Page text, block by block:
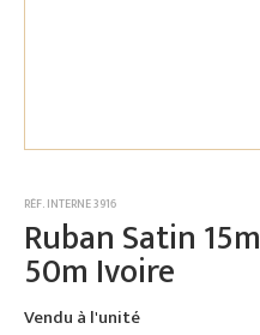
RÉF. INTERNE 3916
Ruban Satin
50m Ivoire
Vendu à l'unité